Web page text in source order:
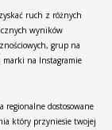
ruch z różnych
wyników
grup na
marki na Instagramie
regionalne dostosowane
który przyniesie twojej